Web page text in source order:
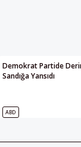
Demokrat Partide
Sandığa Yansıdı
ABD